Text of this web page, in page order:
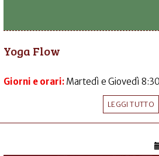
Yoga Flow
Giorni e orari: Martedì e Giovedì
LEGGI TUTTO